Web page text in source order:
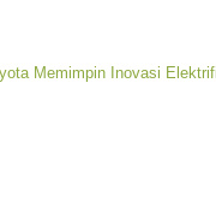
Memimpin Inovasi